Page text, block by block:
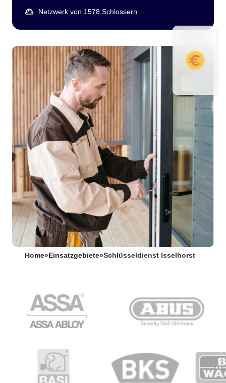
Netzwerk von 1578 Schlossern
Home» Einsatzgebiete»Schlüsseldienst Isselhorst